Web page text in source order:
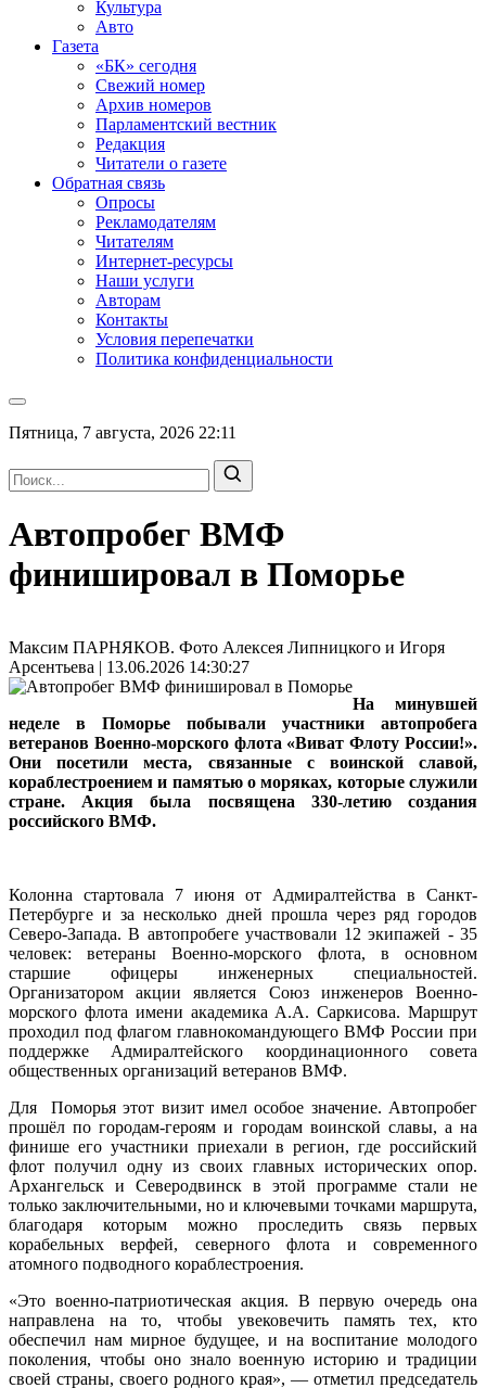
Культура
Авто
Газета
«БК» сегодня
Свежий номер
Архив номеров
Парламентский вестник
Редакция
Читатели о газете
Обратная связь
Опросы
Рекламодателям
Читателям
Интернет-ресурсы
Наши услуги
Авторам
Контакты
Условия перепечатки
Политика конфиденциальности
Пятница, 7 августа, 2026 22:11
Автопробег ВМФ
финишировал в Поморье
Максим ПАРНЯКОВ. Фото Алексея Липницкого и Игоря
Арсентьева | 13.06.2026 14:30:27
На минувшей
неделе в Поморье побывали участники автопробега
ветеранов Военно-морского флота «Виват Флоту России!».
Они посетили места, связанные с воинской славой,
кораблестроением и памятью о моряках, которые служили
стране. Акция была посвящена 330-летию создания
российского ВМФ.
Колонна стартовала 7 июня от Адмиралтейства в Санкт-
Петербурге и за несколько дней прошла через ряд городов
Северо-Запада. В автопробеге участвовали 12 экипажей - 35
человек: ветераны Военно-морского флота, в основном
старшие офицеры инженерных специальностей.
Организатором акции является Союз инженеров Военно-
морского флота имени академика А.А. Саркисова. Маршрут
проходил под флагом главнокомандующего ВМФ России при
поддержке Адмиралтейского координационного совета
общественных организаций ветеранов ВМФ.
Для Поморья этот визит имел особое значение. Автопробег
прошёл по городам-героям и городам воинской славы, а на
финише его участники приехали в регион, где российский
флот получил одну из своих главных исторических опор.
Архангельск и Северодвинск в этой программе стали не
только заключительными, но и ключевыми точками маршрута,
благодаря которым можно проследить связь первых
корабельных верфей, северного флота и современного
атомного подводного кораблестроения.
«Это военно-патриотическая акция. В первую очередь она
направлена на то, чтобы увековечить память тех, кто
обеспечил нам мирное будущее, и на воспитание молодого
поколения, чтобы оно знало военную историю и традиции
своей страны, своего родного края», — отметил председатель